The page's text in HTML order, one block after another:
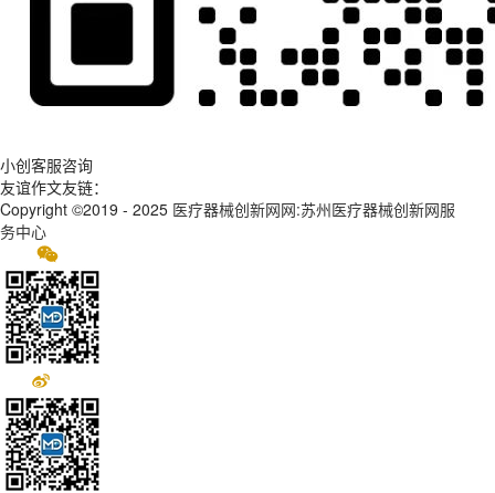
小创客服咨询
友谊作文友链：
Copyright ©2019 - 2025 医疗器械创新网网:苏州医疗器械创新网服
务中心